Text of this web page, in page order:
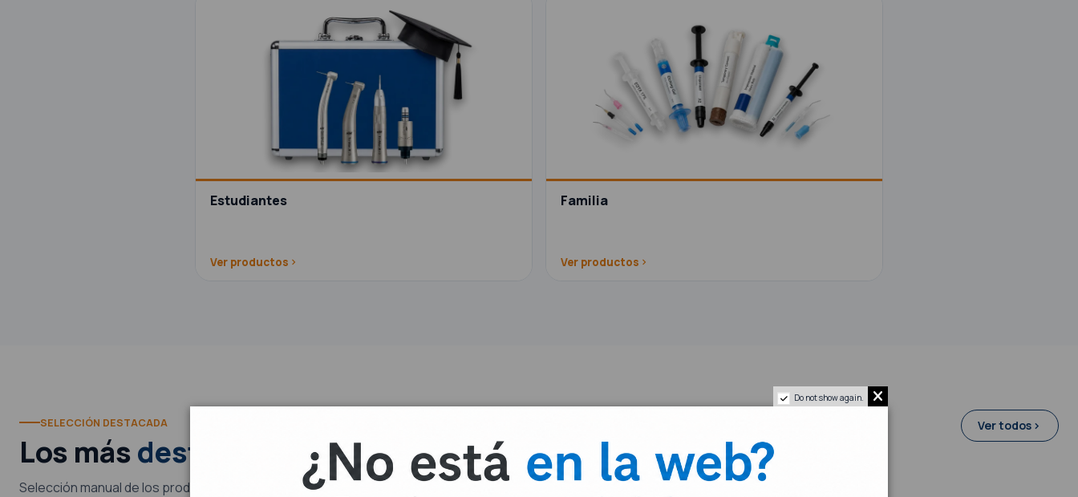
Estudiantes
Ver productos
Familia
Ver productos
SELECCIÓN DESTACADA
Los más destacados
Selección manual de los productos más solicitados por clínicas profesionales
Ver todos
Do not show again.